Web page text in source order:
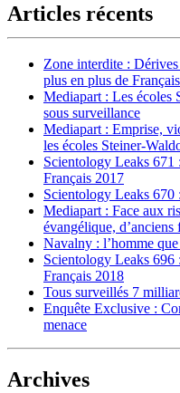
Articles récents
Zone interdite :
plus en plus de
Mediapart : Les écoles
sous surveillance
Mediapart : Emprise,
les écoles Steiner-
Scientology Leaks 671
Français 2017
Scientology Leaks 670
Mediapart : Face aux
évangélique, d’anciens
Navalny : l’homme
Scientology Leaks
Français 2018
Tous surveillés 7
Enquête Exclusive :
menace
Archives